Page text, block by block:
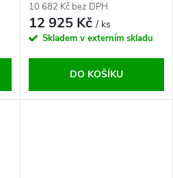
10 682 Kč bez DPH
12 925 Kč/ ks
Skladem v externím skladu
DO KOŠÍKU